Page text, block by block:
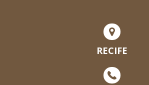
RECIFE